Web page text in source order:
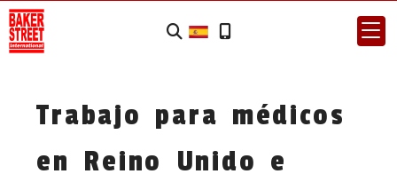
Trabajo para médicos
en Reino Unido e